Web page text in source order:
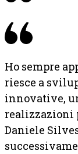
Ho sempre
riesce a
innovative,
realizzazioni
Daniele